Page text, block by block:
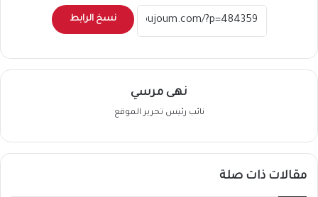
نسخ الرابط
نهى مرسي
نائب رئيس تحرير الموقع
مقالات ذات صلة